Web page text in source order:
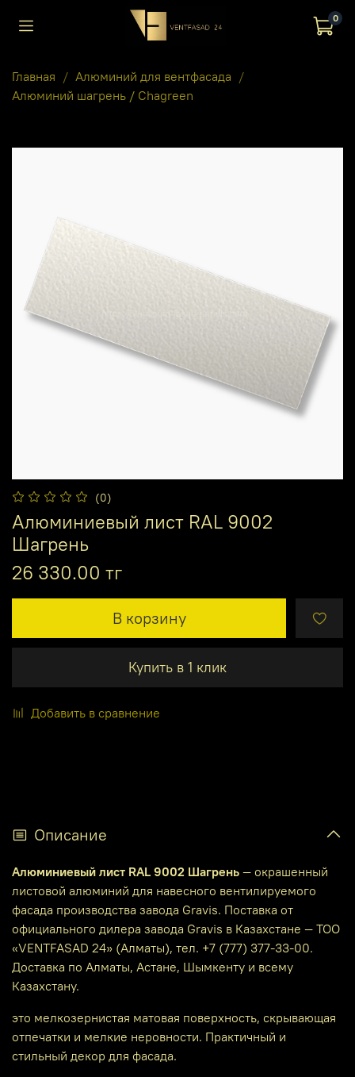
0
Главная
Алюминий для вентфасада
Алюминий шагрень / Chagreen
(0)
Алюминиевый лист RAL 9002
Шагрень
26 330.00 тг
В корзину
Купить в 1 клик
Добавить в сравнение
Описание
Алюминиевый лист RAL 9002 Шагрень — окрашенный
листовой алюминий для навесного вентилируемого
фасада производства завода Gravis. Поставка от
официального дилера завода Gravis в Казахстане — ТОО
«VENTFASAD 24» (Алматы), тел. +7 (777) 377-33-00.
Доставка по Алматы, Астане, Шымкенту и всему
Казахстану.
это мелкозернистая матовая поверхность, скрывающая
отпечатки и мелкие неровности. Практичный и
стильный декор для фасада.